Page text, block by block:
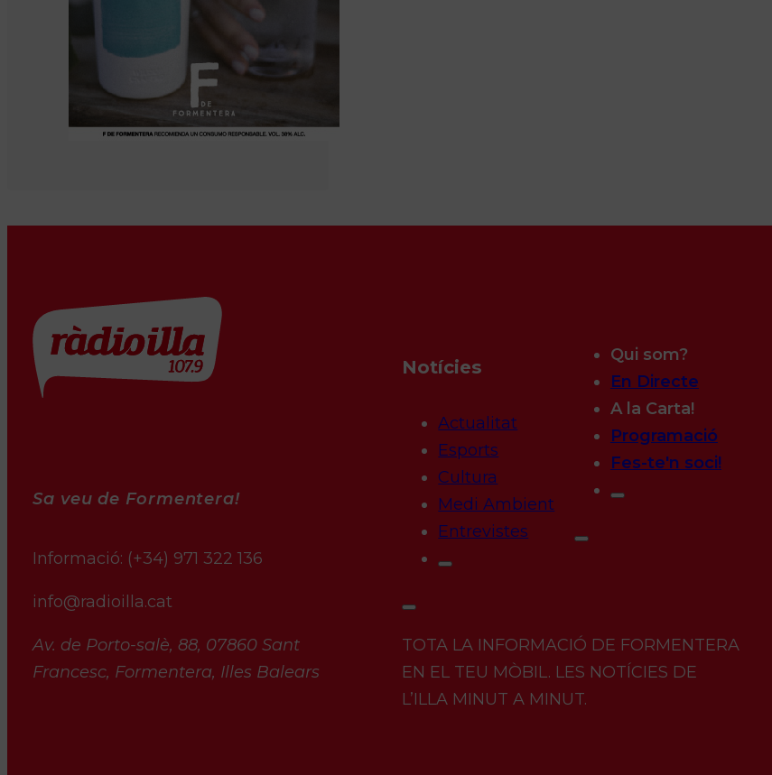
Sa veu de Formentera!
Informació: (+34) 971 322 136
info@radioilla.cat
Av. de Porto-salè, 88, 07860 Sant
Francesc, Formentera, Illes Balears
Notícies
Actualitat
Esports
Cultura
Medi Ambient
Entrevistes
Qui som?
En Directe
A la Carta!
Programació
Fes-te'n soci!
TOTA LA INFORMACIÓ DE FORMENTERA
EN EL TEU MÒBIL. LES NOTÍCIES DE
L’ILLA MINUT A MINUT.